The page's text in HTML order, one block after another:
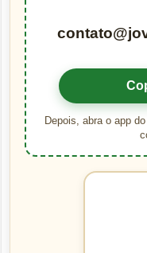
Depois, abra o app